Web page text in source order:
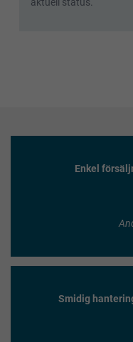
aktuell status.
Enkel
Smidig